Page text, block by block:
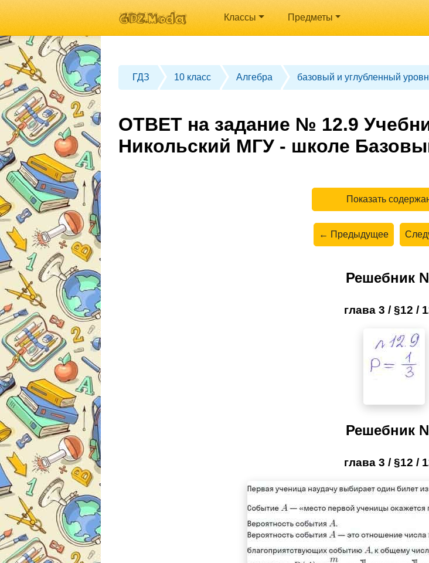
Классы Предметы
ГДЗ 10 класс Алгебра базовый и углубленный
ОТВЕТ на задание № 12.9
Никольский МГУ - школе
Показать
← Предыдущее
Решебник
глава 3 / §12 /
Решебник
глава 3 / §12 /